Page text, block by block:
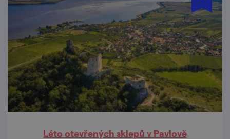
Léto otevřených sklepů v Pavlově